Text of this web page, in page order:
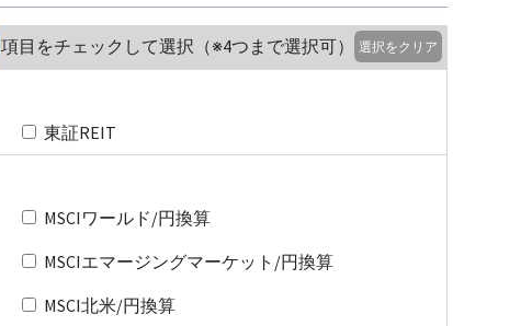
項目をチェックして選択（※4つまで選択可） 選択をクリア
東証REIT
MSCIワールド/円換算
MSCIエマージングマーケット/円換算
MSCI北米/円換算